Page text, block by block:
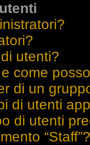
utenti?
come
di un
di utenti
di utenti
“Staff”?